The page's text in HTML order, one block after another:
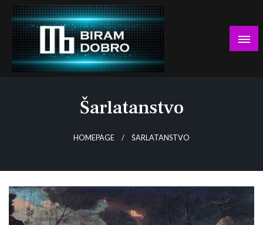
Skip
content
Šarlatanstvo
HOMEPAGE ŠARLATANSTVO